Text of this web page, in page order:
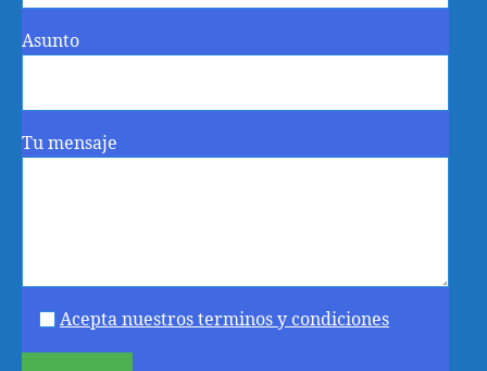
Asunto
Tu mensaje
Acepta nuestros terminos y condiciones